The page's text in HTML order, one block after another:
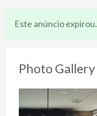
Este anúncio expirou.
Photo Gallery